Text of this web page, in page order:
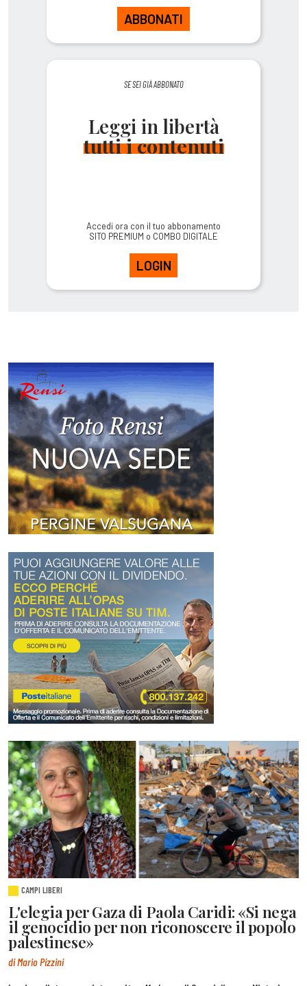
ABBONATI
SE SEI GIÀ ABBONATO
Leggi in libertà
tutti i contenuti
Accedi ora con il tuo abbonamento
SITO PREMIUM o COMBO DIGITALE
LOGIN
CAMPI LIBERI
L'elegia per Gaza di Paola Caridi: «Si nega
il genocidio per non riconoscere il popolo
palestinese»
di Mario Pizzini